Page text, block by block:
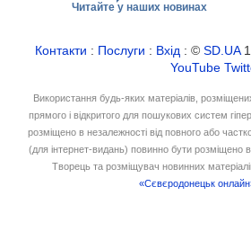
Читайте у наших новинах
Контакти : Послуги : Вхід : ©SD.UA
YouTube
Використання будь-яких матеріалів,
прямого і відкритого для пошукових систем
розміщено в незалежності від повного або
(для інтернет-видань) повинно бути розміщено
Творець та розміщувач новинних
«Сєвєродонецьк